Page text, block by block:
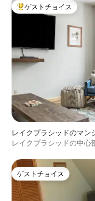
大好評のゲストチョイス
ゲストチョイス
レイクプラシッドのマン
レイクプラシッドの中
ゲストチョイス
ゲストチョイス